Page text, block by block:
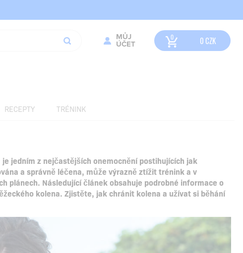
MŮJ
ÚČET
0 CZK
RECEPTY TRÉNINK
jedním z nejčastějších onemocnění postihujících jak
a správně léčena, může výrazně ztížit trénink a v
plánech. Následující článek obsahuje podrobné informace o
kolena. Zjistěte, jak chránit kolena a užívat si běhání